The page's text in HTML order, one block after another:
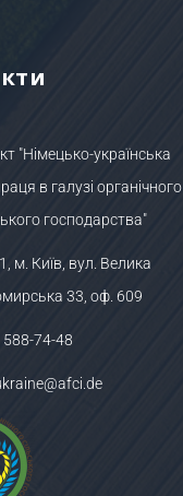
"Німецько-українська
в галузі органічного
господарства"
м. Київ, вул. Велика
33, оф. 609
588-74-48